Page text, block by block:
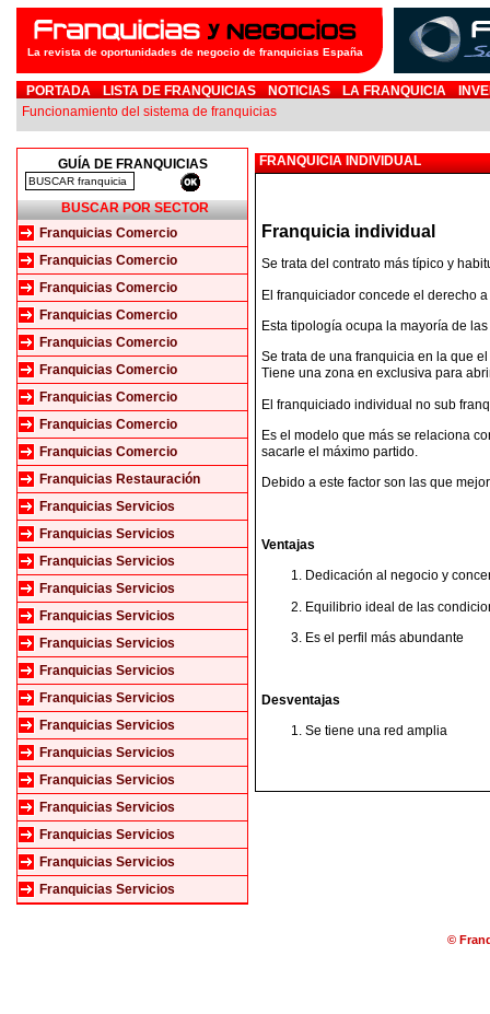
La revista de oportunidades de negocio de franquicias España
PORTADA LISTA DE FRANQUICIAS NOTICIAS LA FRANQUICIA
Funcionamiento del sistema de franquicias
GUÍA DE FRANQUICIAS
BUSCAR POR SECTOR
Franquicias Comercio
Franquicias Comercio
Franquicias Comercio
Franquicias Comercio
Franquicias Comercio
Franquicias Comercio
Franquicias Comercio
Franquicias Comercio
Franquicias Comercio
Franquicias Restauración
Franquicias Servicios
Franquicias Servicios
Franquicias Servicios
Franquicias Servicios
Franquicias Servicios
Franquicias Servicios
Franquicias Servicios
Franquicias Servicios
Franquicias Servicios
Franquicias Servicios
Franquicias Servicios
Franquicias Servicios
Franquicias Servicios
Franquicias Servicios
Franquicias Servicios
FRANQUICIA INDIVIDUAL
Franquicia individual
Se trata del contrato más típico y
El franquiciador concede el derecho
Esta tipología ocupa la mayoría de
Se trata de una franquicia en la que
Tiene una zona en exclusiva para
El franquiciado individual no sub
Es el modelo que más se relaciona
sacarle el máximo partido.
Debido a este factor son las que
Ventajas
Dedicación al negocio y
Equilibrio ideal de las
Es el perfil más abundante
Desventajas
Se tiene una red amplia
©